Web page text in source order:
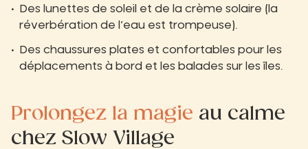
Des lunettes de soleil et de la crème solaire (la
réverbération de l’eau est trompeuse).
Des chaussures plates et confortables pour les
déplacements à bord et les balades sur les îles.
Prolongez la magie au calme
chez Slow Village